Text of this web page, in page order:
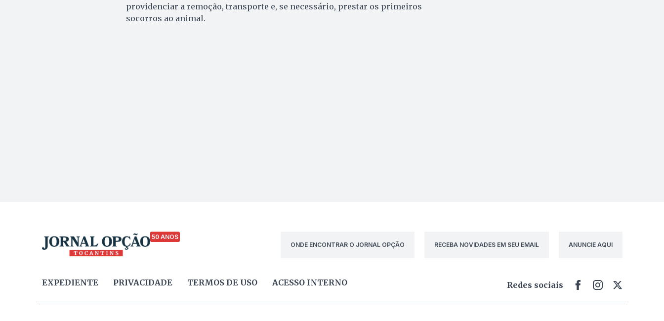
providenciar a remoção, transporte e, se necessário, prestar os primeiros
socorros ao animal.
50 ANOS
ONDE ENCONTRAR O JORNAL OPÇÃO
RECEBA NOVIDADES EM SEU EMAIL ANUNCIE AQUI
EXPEDIENTE PRIVACIDADE TERMOS DE USO ACESSO INTERNO Redes sociais